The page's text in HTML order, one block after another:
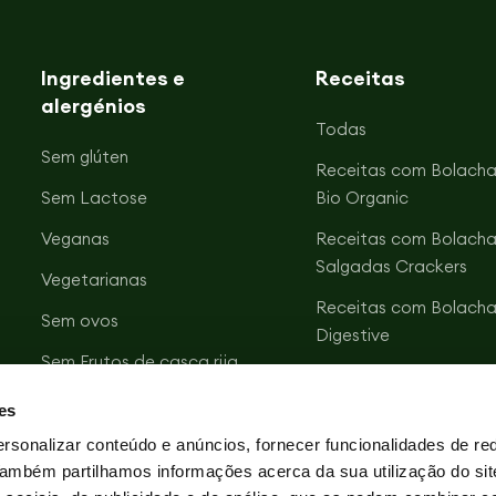
conteúdo e anúncios, fornecer funcionalidades de
partilhamos informações acerca da sua utilização do
Ingredientes e
alergénios
Sem glúten
Sem Lactose
Veganas
Vegetarianas
Sem ovos
Sem Frutos de casca rija
Sem sal
Óleo de girassol AO*
Receitas
Todas
Receitas com
Bio Organic
Receitas com
Salgadas Crackers
Receitas com
Digestive
Receitas com
Zero Açúcares